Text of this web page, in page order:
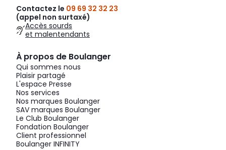
Contactez le 09 69 32 32 23
(appel non surtaxé)
Accès sourds
et malentendants
À propos de Boulanger
Qui sommes nous
Plaisir partagé
L'espace Presse
Nos services
Nos marques Boulanger
SAV marques Boulanger
Le Club Boulanger
Fondation Boulanger
Client professionnel
Boulanger INFINITY